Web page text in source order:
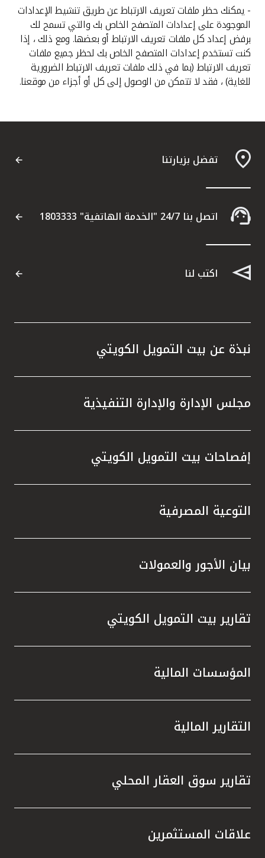
- يمكنك حظر ملفات تعريف الارتباط عن طريق تنشيط الإعدادات
الموجودة على إعدادات المتصفح الخاص بك والتي تسمح لك
برفض إعداد كل ملفات تعريف الارتباط أو بعضها. ومع ذلك ، إذا
كنت تستخدم إعدادات المتصفح الخاص بك لحظر جميع ملفات
تعريف الارتباط (بما في ذلك ملفات تعريف الارتباط الضرورية
للغاية) ، فقد لا تتمكن من الوصول إلى كل أو أجزاء من موقعنا.
تفضل بزيارتنا
اتصل بنا 24/7 "الخدمة الهاتفية" 1803333
اكتب لنا
نبذة عن بيت التمويل الكويتي
مجلس الإدارة والإدارة التنفيذية
إفصاحات بيت التمويل الكويتي
التوعية المصرفية
بيان الأجور والعمولات
تقارير بيت التمويل الكويتي
المؤسسات المالية
التقارير المالية
تقارير سوق العقار المحلي
علاقات المستثمرين